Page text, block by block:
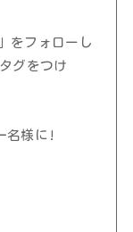
をフォローし
グをつけ
名様に!